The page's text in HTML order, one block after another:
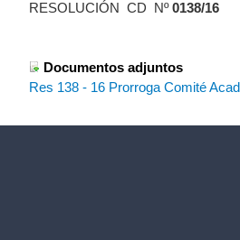
RESOLUCIÓN CD Nº0138/16
Documentos adjuntos
Res 138 - 16 Prorroga Comité